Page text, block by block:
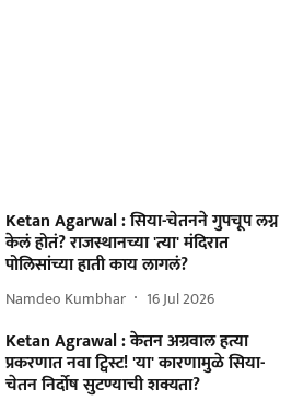
Ketan Agarwal : सिया-चेतनने गुपचूप लग्न
केलं होतं? राजस्थानच्या 'त्या' मंदिरात
पोलिसांच्या हाती काय लागलं?
Namdeo Kumbhar 16 Jul 2026
Ketan Agrawal : केतन अग्रवाल हत्या
प्रकरणात नवा ट्विस्ट! 'या' कारणामुळे सिया-
चेतन निर्दोष सुटण्याची शक्यता?